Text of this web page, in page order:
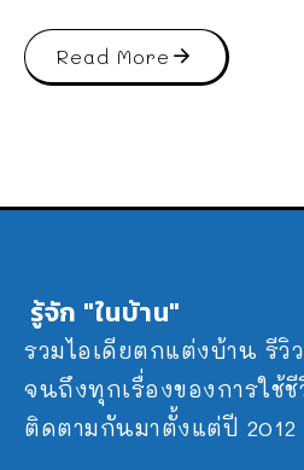
Read More
รู้จัก "ในบ้าน"
รวมไอเดียตกแต่งบ้าน รีวิ
จนถึงทุกเรื่องของการใ
ติดตามกันมาตั้งแต่ปี 2012